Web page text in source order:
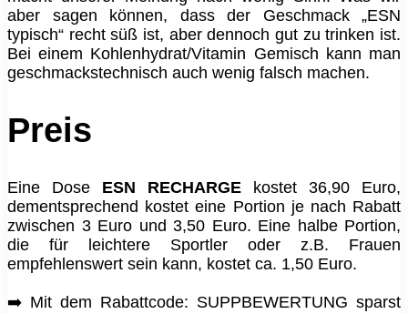
aber sagen können, dass der Geschmack „ESN
typisch“ recht süß ist, aber dennoch gut zu trinken ist.
Bei einem Kohlenhydrat/Vitamin Gemisch kann man
geschmackstechnisch auch wenig falsch machen.
Preis
Eine Dose ESN RECHARGE kostet 36,90 Euro,
dementsprechend kostet eine Portion je nach Rabatt
zwischen 3 Euro und 3,50 Euro. Eine halbe Portion,
die für leichtere Sportler oder z.B. Frauen
empfehlenswert sein kann, kostet ca. 1,50 Euro.
➡️ Mit dem Rabattcode: SUPPBEWERTUNG sparst